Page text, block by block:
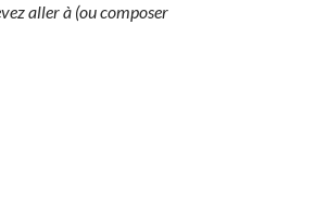
aller à (ou composer